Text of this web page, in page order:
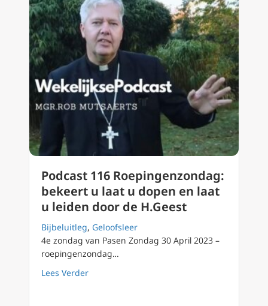
Podcast 116 Roepingenzondag:
bekeert u laat u dopen en laat
u leiden door de H.Geest
Bijbeluitleg, Geloofsleer
4e zondag van Pasen Zondag 30 April 2023 –
roepingenzondag…
Lees Verderabout Podcast 116 Roepingenzondag: